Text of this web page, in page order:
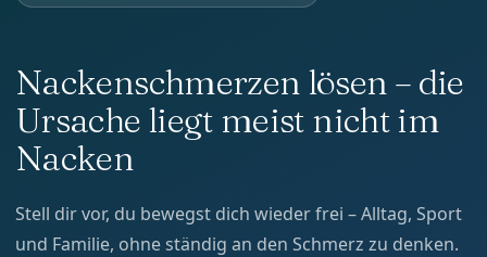
Nackenschmerzen lösen – die
Ursache liegt meist nicht im
Nacken
Stell dir vor, du bewegst dich wieder frei – Alltag, Sport
und Familie, ohne ständig an den Schmerz zu denken.